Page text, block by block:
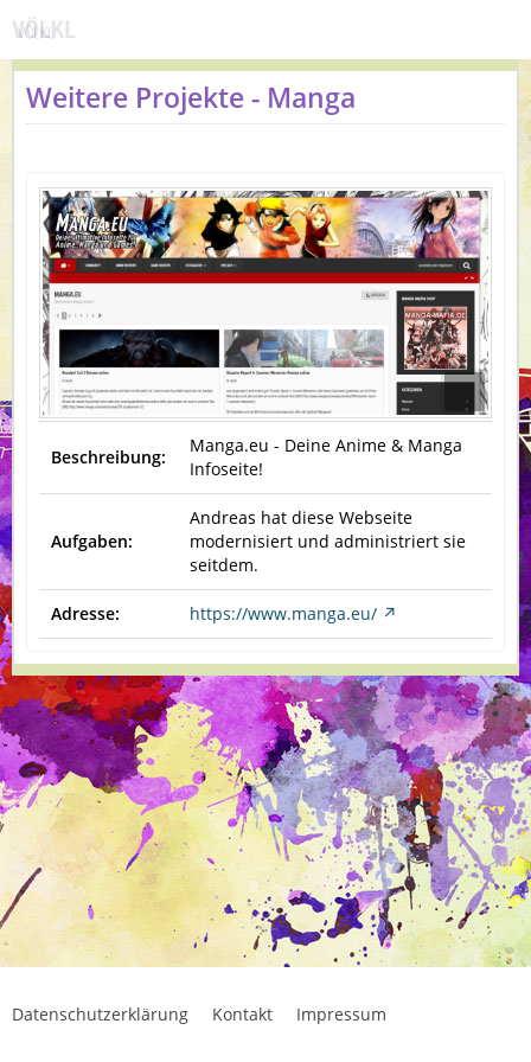
Weitere Projekte - Manga
Beschreibung:
Manga.eu - Deine Anime & Manga
Infoseite!
Aufgaben:
Andreas hat diese Webseite
modernisiert und administriert sie
seitdem.
Adresse: https://www.manga.eu/
Datenschutzerklärung Kontakt Impressum